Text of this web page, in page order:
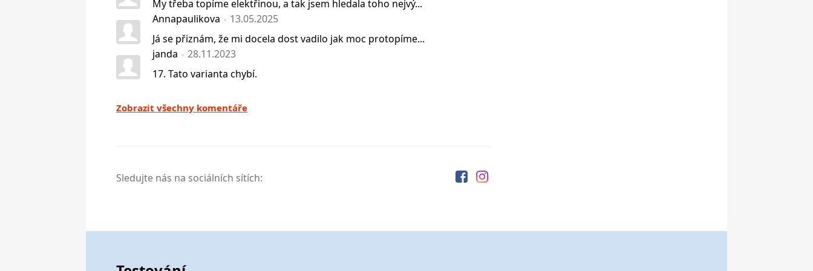
My třeba topíme elektřinou, a tak jsem hledala toho nejvý...
Annapaulikova
13.05.2025
Já se přiznám, že mi docela dost vadilo jak moc protopíme...
janda
28.11.2023
17. Tato varianta chybí.
Zobrazit všechny komentáře
Sledujte nás na sociálních sítích: